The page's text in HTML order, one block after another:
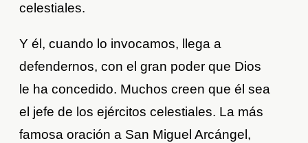
celestiales.
Y él, cuando lo invocamos, llega a
defendernos, con el gran poder que Dios
le ha concedido. Muchos creen que él sea
el jefe de los ejércitos celestiales. La más
famosa oración a San Miguel Arcángel,